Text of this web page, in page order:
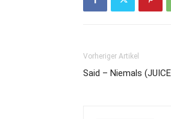
Vorheriger Artikel
Said – Niemals